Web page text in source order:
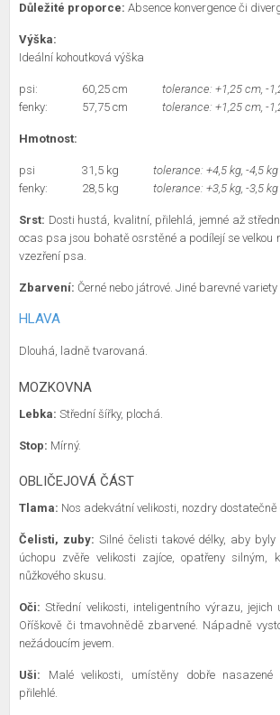
Důležité proporce: Absence konvergence či
Výška:
Ideální kohoutková výška
psi: 60,25 cm
tolerance: +1,25 cm, -
fenky:
57,75 cm tolerance: +1,25 cm, -
Hmotnost:
psi 31,5 kg
tolerance: +4,5 kg, -4,5 kg
fenky:
28,5 kg tolerance: +3,5 kg, -3,5 kg
Srst: Dosti hustá, kvalitní, přilehlá, jemné až
ocas psa jsou bohatě osrstěné a podílejí se velkou
vzezření psa.
Zbarvení: Černé nebo játrové. Jiné barevné variety
HLAVA
Dlouhá, ladně tvarovaná.
MOZKOVNA
Lebka: Střední šířky, plochá.
Stop: Mírný.
OBLIČEJOVÁ ČÁST
Tlama: Nos adekvátní velikosti, nozdry dostatečně
Čelisti, zuby: Silné čelisti takové délky, aby byly
úchopu zvěře velikosti zajíce, opatřeny silným,
nůžkového skusu.
Oči: Střední velikosti, inteligentního výrazu, jejich
Oříškově či tmavohnědě zbarvené. Nápadně
nežádoucím jevem.
Uši:
Malé velikosti, umístěny dobře
přilehlé.